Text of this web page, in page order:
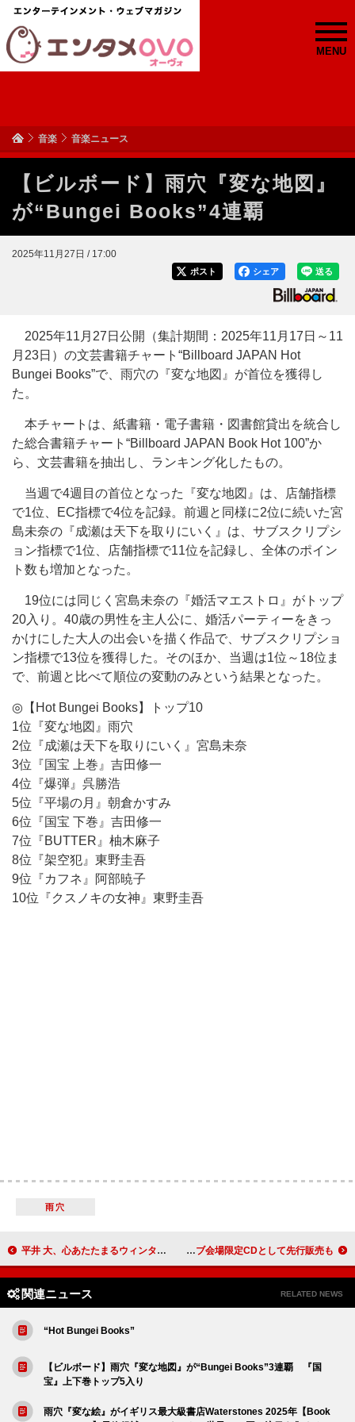
MENU
音楽 音楽ニュース
【ビルボード】雨穴『変な地図』
が“Bungei Books”4連覇
2025年11月27日 / 17:00
送る
シェア
ポスト
2025年11月27日公開（集計期間：2025年11月17日～11
月23日）の文芸書籍チャート“Billboard JAPAN Hot
Bungei Books”で、雨穴の『変な地図』が首位を獲得し
た。
本チャートは、紙書籍・電子書籍・図書館貸出を統合し
た総合書籍チャート“Billboard JAPAN Book Hot 100”か
ら、文芸書籍を抽出し、ランキング化したもの。
当週で4週目の首位となった『変な地図』は、店舗指標
で1位、EC指標で4位を記録。前週と同様に2位に続いた宮
島未奈の『成瀬は天下を取りにいく』は、サブスクリプシ
ョン指標で1位、店舗指標で11位を記録し、全体のポイン
ト数も増加となった。
19位には同じく宮島未奈の『婚活マエストロ』がトップ
20入り。40歳の男性を主人公に、婚活パーティーをきっ
かけにした大人の出会いを描く作品で、サブスクリプショ
ン指標で13位を獲得した。そのほか、当週は1位～18位ま
で、前週と比べて順位の変動のみという結果となった。
◎【Hot Bungei Books】トップ10
1位『変な地図』雨穴
2位『成瀬は天下を取りにいく』宮島未奈
3位『国宝 上巻』吉田修一
4位『爆弾』呉勝浩
5位『平場の月』朝倉かすみ
6位『国宝 下巻』吉田修一
7位『BUTTER』柚木麻子
8位『架空犯』東野圭吾
9位『カフネ』阿部暁子
10位『クスノキの女神』東野圭吾
雨穴
平井 大、心あたたまるウィンターソング「LALALA (Baby it takes two)」リリックビデオ公開 S.Yuya（シド）、誕生日に2ndAL『circle』配信リリース ライブ会場限定CDとして先行販売も
関連ニュース RELATED NEWS
“Hot Bungei Books”
【ビルボード】雨穴『変な地図』が“Bungei Books”3連覇 『国
宝』上下巻トップ5入り
雨穴『変な絵』がイギリス最大級書店Waterstones 2025年【Book